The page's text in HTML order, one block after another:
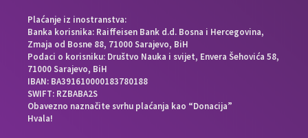
Plaćanje iz inostranstva:
Banka korisnika: Raiffeisen Bank d.d. Bosna i Hercegovina,
Zmaja od Bosne 88, 71000 Sarajevo, BiH
Podaci o korisniku: Društvo Nauka i svijet, Envera Šehovića 58,
71000 Sarajevo, BiH
IBAN: BA391610000183780188
SWIFT: RZBABA2S
Obavezno naznačite svrhu plaćanja kao “Donacija”
Hvala!